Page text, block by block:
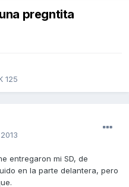
pregntita
125
entregaron mi SD, de
en la parte delantera, pero